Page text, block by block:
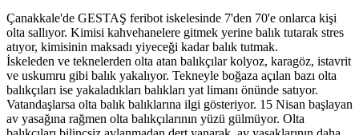
Çanakkale'de GESTAŞ feribot iskelesinde 7'den 70'e onlarca kişi
olta sallıyor. Kimisi kahvehanelere gitmek yerine balık tutarak stres
atıyor, kimisinin maksadı yiyeceği kadar balık tutmak.
İskeleden ve teknelerden olta atan balıkçılar kolyoz, karagöz, istavrit
ve uskumru gibi balık yakalıyor. Tekneyle boğaza açılan bazı olta
balıkçıları ise yakaladıkları balıkları yat limanı önünde satıyor.
Vatandaşlarsa olta balık balıklarına ilgi gösteriyor. 15 Nisan başlayan
av yasağına rağmen olta balıkçılarının yüzü gülmüyor. Olta